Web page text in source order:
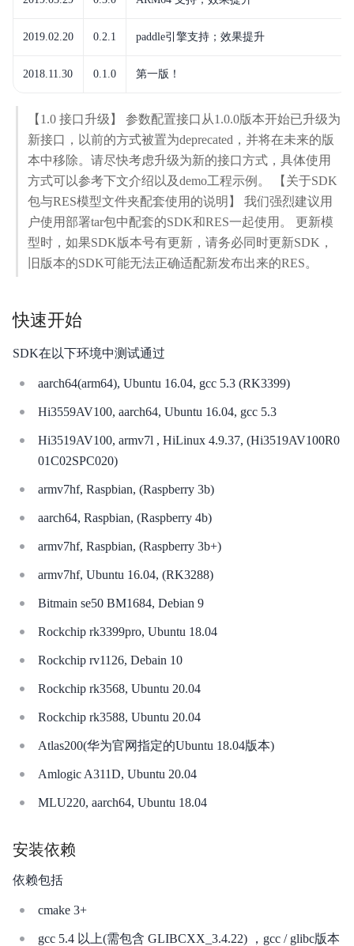
2019.02.20 0.2.1 paddle引擎支持；效果提升
2018.11.30 0.1.0 第一版！
【1.0 接口升级】 参数配置接口从1.0.0版本开始已升级为
新接口，以前的方式被置为deprecated，并将在未来的版
本中移除。请尽快考虑升级为新的接口方式，具体使用
方式可以参考下文介绍以及demo工程示例。 【关于SDK
包与RES模型文件夹配套使用的说明】 我们强烈建议用
户使用部署tar包中配套的SDK和RES一起使用。 更新模
型时，如果SDK版本号有更新，请务必同时更新SDK，
旧版本的SDK可能无法正确适配新发布出来的RES。
快速开始
SDK在以下环境中测试通过
aarch64(arm64), Ubuntu 16.04, gcc 5.3 (RK3399)
Hi3559AV100, aarch64, Ubuntu 16.04, gcc 5.3
Hi3519AV100, armv7l , HiLinux 4.9.37, (Hi3519AV100R0
01C02SPC020)
armv7hf, Raspbian, (Raspberry 3b)
aarch64, Raspbian, (Raspberry 4b)
armv7hf, Raspbian, (Raspberry 3b+)
armv7hf, Ubuntu 16.04, (RK3288)
Bitmain se50 BM1684, Debian 9
Rockchip rk3399pro, Ubuntu 18.04
Rockchip rv1126, Debain 10
Rockchip rk3568, Ubuntu 20.04
Rockchip rk3588, Ubuntu 20.04
Atlas200(华为官网指定的Ubuntu 18.04版本)
Amlogic A311D, Ubuntu 20.04
MLU220, aarch64, Ubuntu 18.04
安装依赖
依赖包括
cmake 3+
gcc 5.4 以上(需包含 GLIBCXX_3.4.22) ，gcc / glibc版本